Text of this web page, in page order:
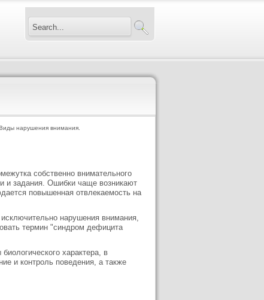
нарушения внимания.
собственно внимательного
и задания. Ошибки чаще возникают
повышенная отвлекаемость на
нарушения внимания,
термин "синдром дефицита
характера, в
и контроль поведения, а также